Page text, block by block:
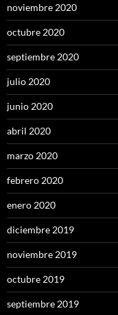
noviembre 2020
octubre 2020
septiembre 2020
julio 2020
junio 2020
abril 2020
marzo 2020
febrero 2020
enero 2020
diciembre 2019
noviembre 2019
octubre 2019
septiembre 2019